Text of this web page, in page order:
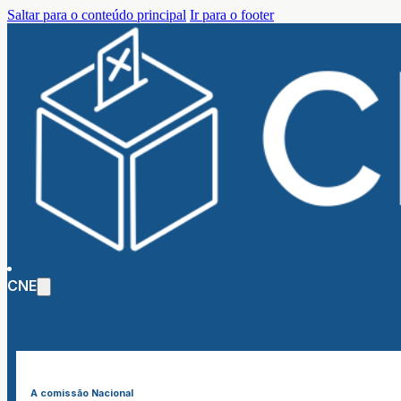
Saltar para o conteúdo principal Ir para o footer
CNE
A comissão Nacional